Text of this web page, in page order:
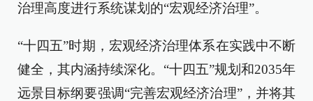
治理高度进行系统谋划的“宏观经济治理”。
“十四五”时期，宏观经济治理体系在实践中不断
健全，其内涵持续深化。“十四五”规划和2035年
远景目标纲要强调“完善宏观经济治理”，并将其